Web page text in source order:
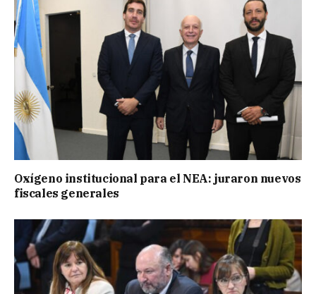
Oxígeno institucional para el NEA: juraron nuevos
fiscales generales